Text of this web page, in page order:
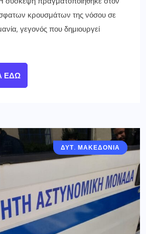
κρουσμάτων της νόσου σε
γεγονός που δημιουργεί
ΕΔΏ
ΓΡΕΒΕΝΑ
ΔΥΤ. ΜΑΚΕΔΟΝΙΑ